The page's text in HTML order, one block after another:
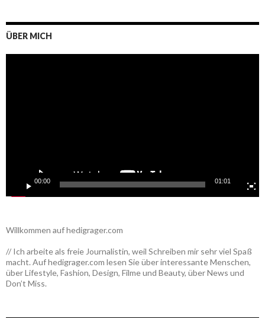
ÜBER MICH
00:00 01:01
Willkommen auf hedigrager.com
// Ich arbeite als freie Journalistin, weil Schreiben mir sehr viel Spaß
macht. Auf hedigrager.com lesen Sie über interessante Menschen,
über Lifestyle, Fashion, Design, Filme und Beauty, über News und
Don’t Miss.